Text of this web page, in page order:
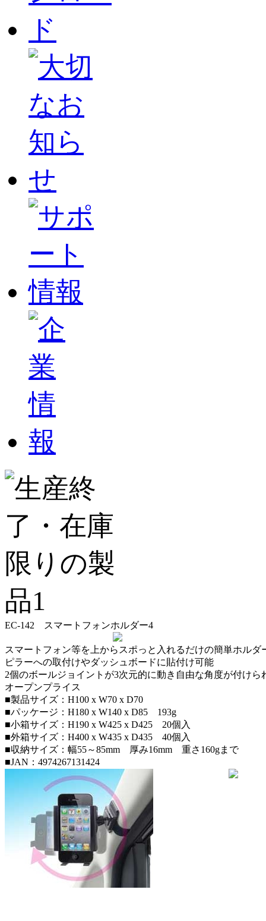
EC-142 スマートフォンホルダー4
スマートフォン等を上からスポっと入れるだけの簡単ホルダ
ピラーへの取付けやダッシュボードに貼付け可能
2個のボールジョイントが3次元的に動き自由な角度が付けら
オープンプライス
■製品サイズ：H100 x W70 x D70
■パッケージ：H180 x W140 x D85 193g
■小箱サイズ：H190 x W425 x D425 20個入
■外箱サイズ：H400 x W435 x D435 40個入
■収納サイズ：幅55～85mm 厚み16mm 重さ160gまで
■JAN：4974267131424